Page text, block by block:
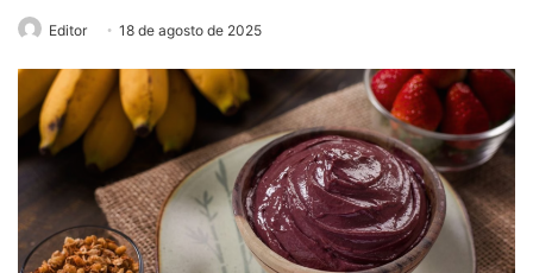
Editor 18 de agosto de 2025